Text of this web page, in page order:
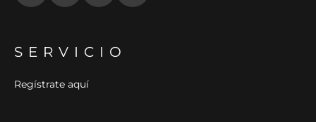
SERVICIO
Regístrate aquí